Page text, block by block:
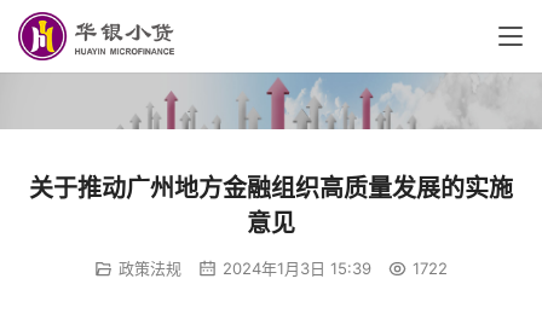
关于推动广州地方金融组织高质量发展的实施
意见
政策法规 2024年1月3日 15:39 1722